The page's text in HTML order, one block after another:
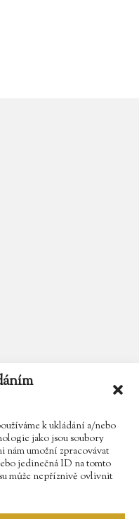
k ukládání a/nebo
jako jsou soubory
nám umožní zpracovávat
jedinečná ID na tomto
může nepříznivě ovlivnit